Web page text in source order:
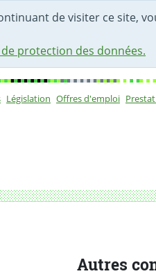
de visiter ce site,
protection des données.
Législation Offres d'emploi
Autres